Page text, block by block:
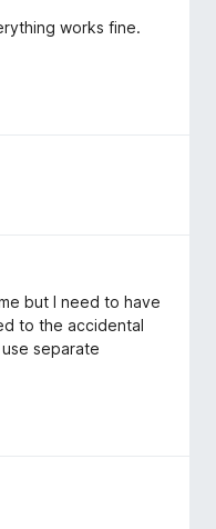
works fine.
but I need to have
to the accidental
separate